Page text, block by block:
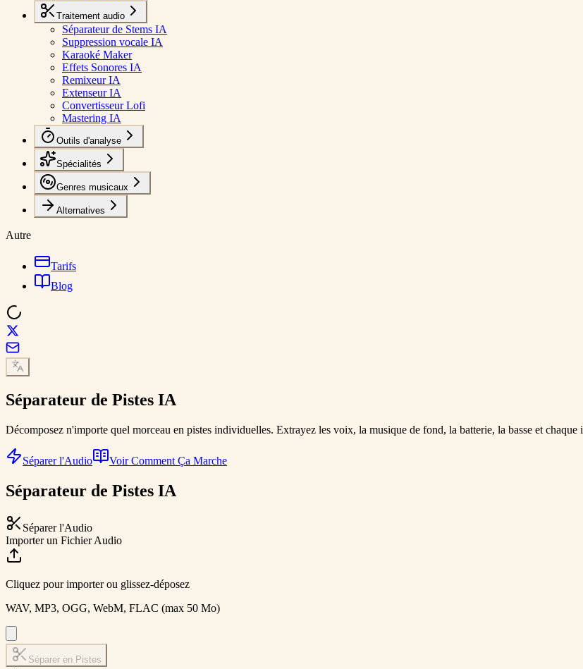
Traitement audio
Séparateur de Stems IA
Suppression vocale IA
Karaoké Maker
Effets Sonores IA
Remixeur IA
Extenseur IA
Convertisseur Lofi
Mastering IA
Outils d'analyse
Spécialités
Genres musicaux
Alternatives
Autre
Tarifs
Blog
Séparateur de Pistes IA
Décomposez n'importe quel morceau en pistes individuelles. Extrayez les voix, la musique de fond, la batterie, la basse et
Séparer l'Audio Voir Comment Ça Marche
Séparateur de Pistes IA
Séparer l'Audio
Importer un Fichier Audio
Cliquez pour importer ou glissez-déposez
WAV, MP3, OGG, WebM, FLAC (max 50 Mo)
Séparer en Pistes